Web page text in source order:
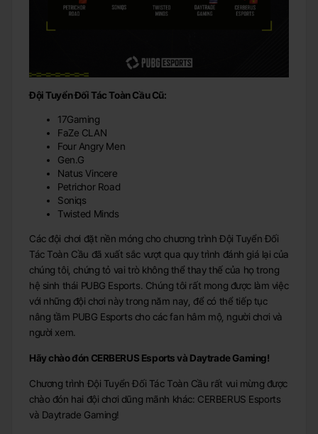
Đội TuyểnĐối Tác Toàn Cầu Cũ:
17Gaming
FaZe CLAN
Four Angry Men
Gen.G
Natus Vincere
Petrichor Road
Soniqs
Twisted Minds
Các đội chơi đặt nền móng cho chương trình Đội Tuyển Đối
Tác Toàn Cầu đã xuất sắc vượt qua quy trình đánh giá lại của
chúng tôi, chứng tỏ vai trò không thể thay thế của họ trong
hệ sinh thái PUBG Esports. Chúng tôi rất mong được làm việc
với những đội chơi này trong năm nay, để có thể tiếp tục
nâng tầm PUBG Esports cho các fan hâm mộ, người chơi và
người xem.
Hãy chào đón CERBERUS Esports và Daytrade Gaming!
Chương trình Đội Tuyển Đối Tác Toàn Cầu rất vui mừng được
chào đón hai đội chơi dũng mãnh khác: CERBERUS Esports
và Daytrade Gaming!